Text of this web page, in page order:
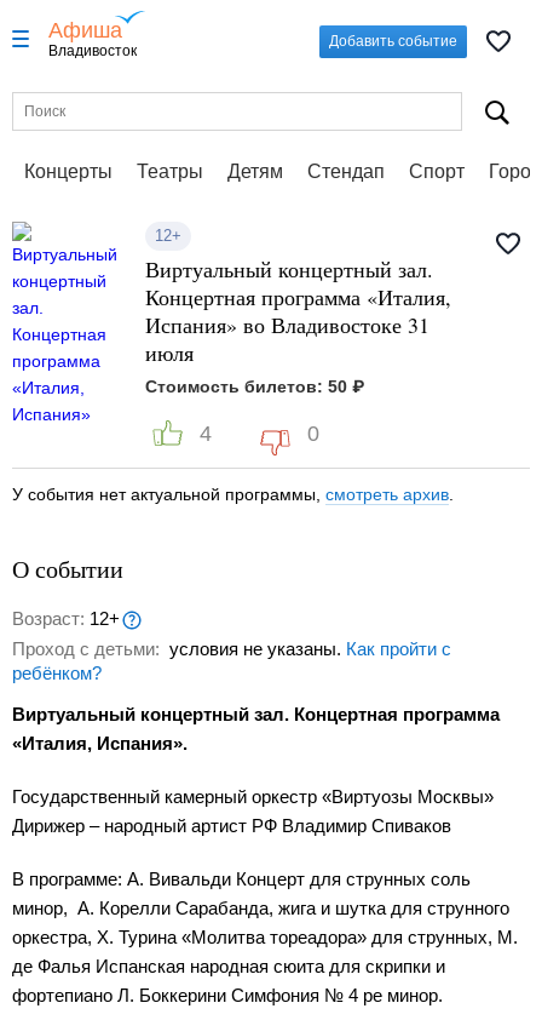
Афиша
Владивосток
Добавить событие
Концерты Театры Детям Стендап Спорт
12+
Виртуальный концертный зал.
Концертная программа «Италия,
Испания» во Владивостоке 31
июля
Стоимость билетов: 50 ₽
4 0
У события нет актуальной программы, смотреть архив
О событии
Возраст: 12+
Проход с детьми: условия не указаны. Как пройти с
ребёнком?
Виртуальный концертный зал. Концертная программа
«Италия, Испания».
Государственный камерный оркестр «Виртуозы Москвы»
Дирижер – народный артист РФ Владимир Спиваков
В программе: А. Вивальди Концерт для струнных соль
минор, А. Корелли Сарабанда, жига и шутка для струнного
оркестра, Х. Турина «Молитва тореадора» для струнных, М.
де Фалья Испанская народная сюита для скрипки и
фортепиано Л. Боккерини Симфония № 4 ре минор.